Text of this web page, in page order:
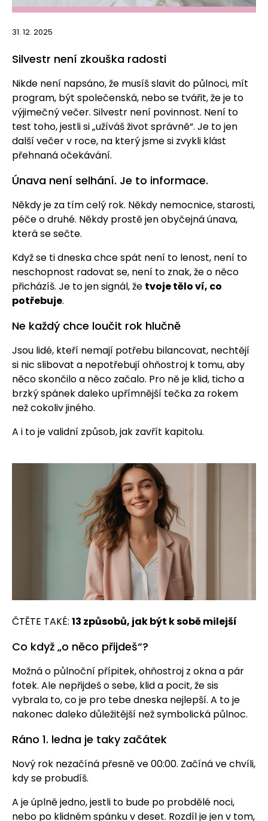
31. 12. 2025
Silvestr není zkouška radosti
Nikde není napsáno, že musíš slavit do půlnoci, mít
program, být společenská, nebo se tvářit, že je to
výjimečný večer. Silvestr není povinnost. Není to
test toho, jestli si „užíváš život správně“. Je to jen
další večer v roce, na který jsme si zvykli klást
přehnaná očekávání.
Únava není selhání. Je to informace.
Někdy je za tím celý rok. Někdy nemocnice, starosti,
péče o druhé. Někdy prostě jen obyčejná únava,
která se sečte.
Když se ti dneska chce spát není to lenost, není to
neschopnost radovat se, není to znak, že o něco
přicházíš. Je to jen signál, že tvoje tělo ví, co
potřebuje.
Ne každý chce loučit rok hlučně
Jsou lidé, kteří nemají potřebu bilancovat, nechtějí
si nic slibovat a nepotřebují ohňostroj k tomu, aby
něco skončilo a něco začalo. Pro ně je klid, ticho a
brzký spánek daleko upřímnější tečka za rokem
než cokoliv jiného.
A i to je validní způsob, jak zavřít kapitolu.
ČTĚTE TAKÉ: 13 způsobů, jak být k sobě milejší
Co když „o něco přijdeš“?
Možná o půlnoční přípitek, ohňostroj z okna a pár
fotek. Ale nepřijdeš o sebe, klid a pocit, že sis
vybrala to, co je pro tebe dneska nejlepší. A to je
nakonec daleko důležitější než symbolická půlnoc.
Ráno 1. ledna je taky začátek
Nový rok nezačíná přesně ve 00:00. Začíná ve chvíli,
kdy se probudíš.
A je úplně jedno, jestli to bude po probdělé noci,
nebo po klidném spánku v deset. Rozdíl je jen v tom,